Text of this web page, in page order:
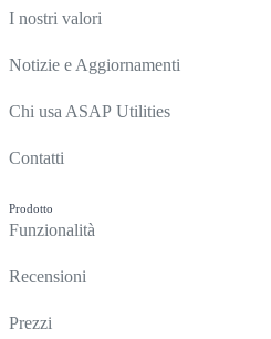
I nostri valori
Notizie e Aggiornamenti
Chi usa ASAP Utilities
Contatti
Prodotto
Funzionalità
Recensioni
Prezzi